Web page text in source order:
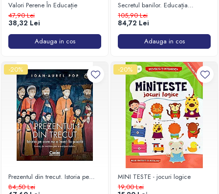
Valori Perene În Educație
47,90 Lei
38,32 Lei
Adauga in cos
Secretul banilor. Educația
financiară pe care nu o înveți la
școală
105,90 Lei
84,72 Lei
Adauga in cos
-20%
Prezentul din trecut. Istoria pe
care nu o înveți la școală
84,50 Lei
-20%
MINI TESTE - jocuri logice
19,00 Lei